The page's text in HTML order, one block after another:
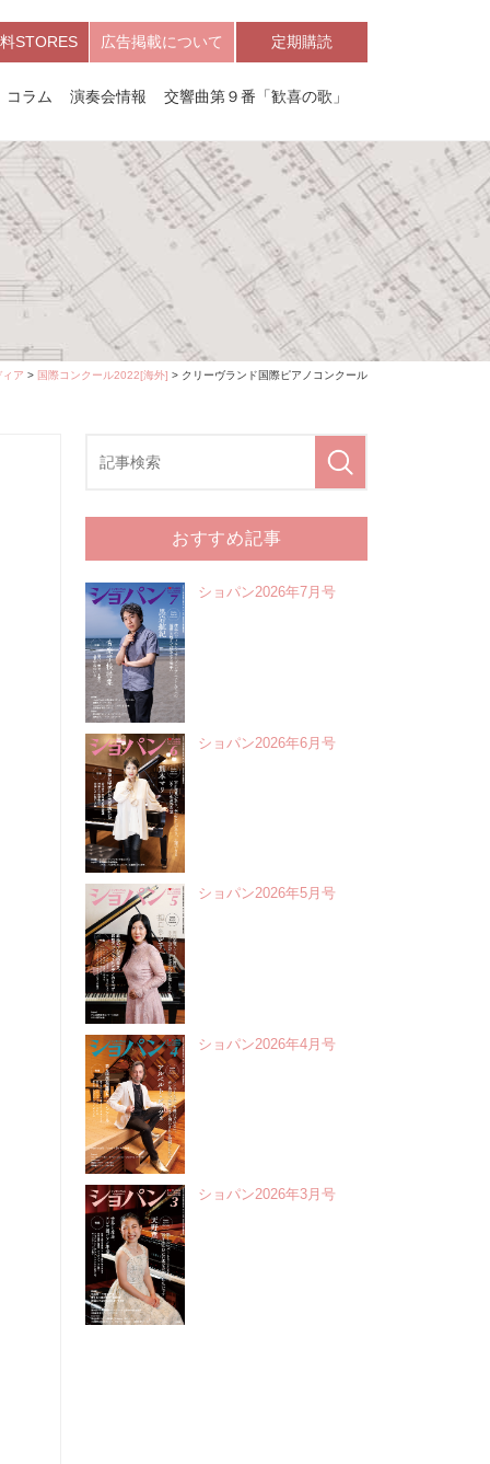
STORES 広告掲載について 定期購読
コラム 演奏会情報 交響曲第９番「歓喜の歌」
ィア > 国際コンクール2022[海外] > クリーヴランド国際ピアノコンクール
おすすめ記事
ショパン2026年7月号
ショパン2026年6月号
ショパン2026年5月号
ショパン2026年4月号
ショパン2026年3月号